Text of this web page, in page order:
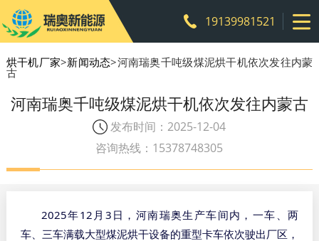
19139981521
烘干机厂家>新闻动态>河南瑞奥千吨级煤泥烘干机依次发往内蒙
古
河南瑞奥千吨级煤泥烘干机依次发往内蒙古
发布时间：2025-12-04
咨询热线：15378748305
2025年12 月 3 日，河南瑞奥生产车间内，一车、两
车、三车满载大型煤泥烘干设备的重型卡车依次驶出厂区，